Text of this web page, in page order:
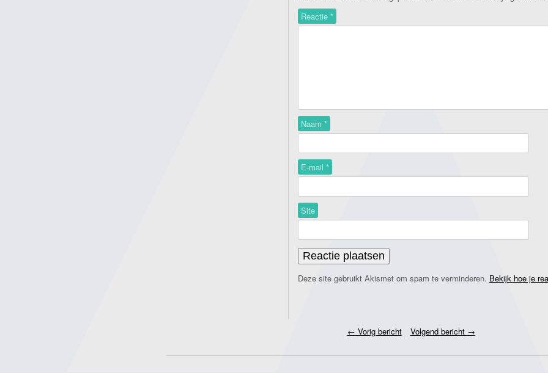
Reactie *
Naam *
E-mail *
Site
Deze site gebruikt Akismet om spam te verminderen. Bekijk hoe je
← Vorig bericht Volgend bericht →